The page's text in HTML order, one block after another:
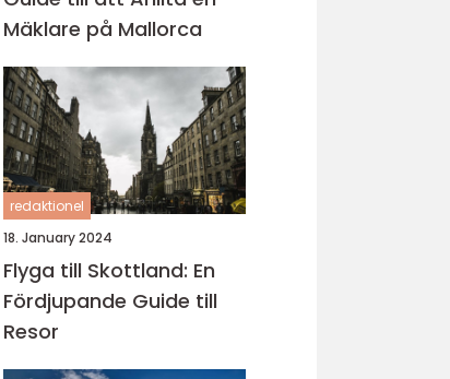
Mäklare på Mallorca
redaktionel
18. January 2024
Flyga till Skottland: En
Fördjupande Guide till
Resor